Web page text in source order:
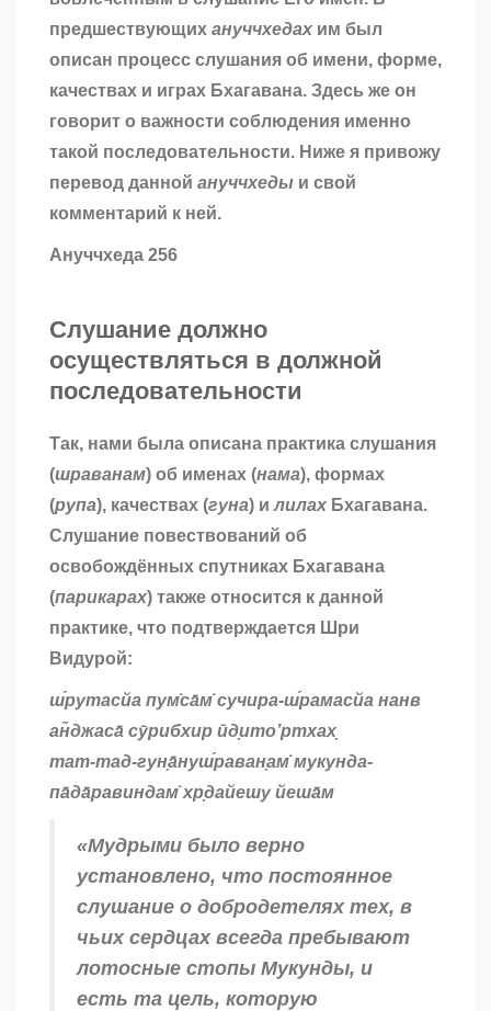
предшествующих ануччхедах им был
описан процесс слушания об имени, форме,
качествах и играх Бхагавана. Здесь же он
говорит о важности соблюдения именно
такой последовательности. Ниже я привожу
перевод данной ануччхеды и свой
комментарий к ней.
Ануччхеда 256
Слушание должно
осуществляться в должной
последовательности
Так, нами была описана практика слушания
(шраванам) об именах (нама), формах
(рупа), качествах (гуна) илилах Бхагавана.
Слушание повествований об
освобождённых спутниках Бхагавана
(парикарах) также относится к данной
практике, что подтверждается Шри
Видурой:
ш́рутасйа пум̇са̄м̇ сучира-ш́рамасйа нанв
ан̃джаса̄ сӯрибхир ӣд̣ито’ртхах̣
тат-тад-гун̣а̄нуш́раван̣ам̇ мукунда-
па̄да̄равиндам̇ хр̣дайешу йеша̄м
«Мудрыми было верно
установлено, что постоянное
слушание о добродетелях тех, в
чьих сердцах всегда пребывают
лотосные стопы Мукунды, и
есть та цель, которую